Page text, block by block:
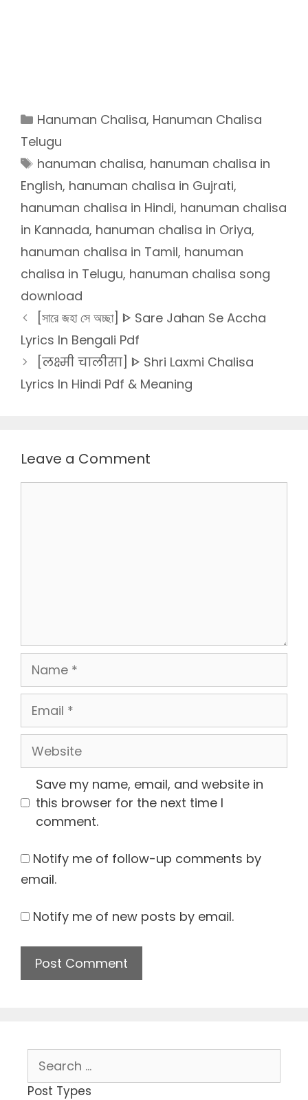
Categories
Hanuman Chalisa, Hanuman Chalisa
Telugu
Tags
hanuman chalisa, hanuman chalisa in
English, hanuman chalisa in Gujrati,
hanuman chalisa in Hindi, hanuman chalisa
in Kannada, hanuman chalisa in Oriya,
hanuman chalisa in Tamil, hanuman
chalisa in Telugu, hanuman chalisa song
download
[সারে জহা সে অচ্ছা] ᐈ Sare Jahan Se Accha
Lyrics In Bengali Pdf
[लक्ष्मी चालीसा] ᐈ Shri Laxmi Chalisa
Lyrics In Hindi Pdf & Meaning
Leave a Comment
Name
Email
Website
Save my name, email, and website in
this browser for the next time I
comment.
Notify me of follow-up comments by
email.
Notify me of new posts by email.
for:
Post Types